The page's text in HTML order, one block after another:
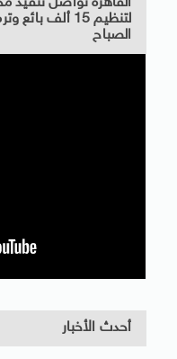
لتنظيم 15 ألف
الصباح
أحدث الأخبار